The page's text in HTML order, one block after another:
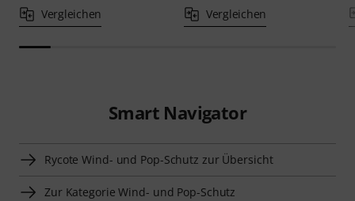
Vergleichen Vergleichen
Smart Navigator
Rycote Wind- und Pop-Schutz zur Übersicht
Zur Kategorie Wind- und Pop-Schutz